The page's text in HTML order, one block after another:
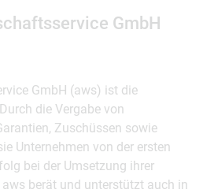
GmbH
GmbH (aws) ist die
die Vergabe von
Zuschüssen sowie
Unternehmen von der ersten
bei der Umsetzung ihrer
berät und unterstützt auch in